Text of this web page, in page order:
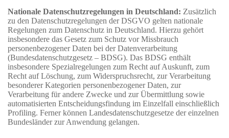
Nationale Datenschutzregelungen in Deutschland: Zusätzlich
zu den Datenschutzregelungen der DSGVO gelten nationale
Regelungen zum Datenschutz in Deutschland. Hierzu gehört
insbesondere das Gesetz zum Schutz vor Missbrauch
personenbezogener Daten bei der Datenverarbeitung
(Bundesdatenschutzgesetz – BDSG). Das BDSG enthält
insbesondere Spezialregelungen zum Recht auf Auskunft, zum
Recht auf Löschung, zum Widerspruchsrecht, zur Verarbeitung
besonderer Kategorien personenbezogener Daten, zur
Verarbeitung für andere Zwecke und zur Übermittlung sowie
automatisierten Entscheidungsfindung im Einzelfall einschließlich
Profiling. Ferner können Landesdatenschutzgesetze der einzelnen
Bundesländer zur Anwendung gelangen.